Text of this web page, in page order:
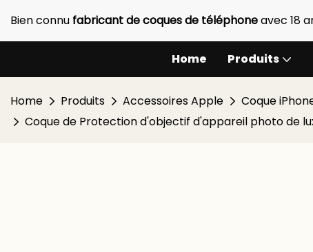
Bien connu fabricant de coques de téléphoneavec 18
Home Produits
Home Produits Accessoires Apple Coque
Coque de Protection d'objectif d'appareil photo de